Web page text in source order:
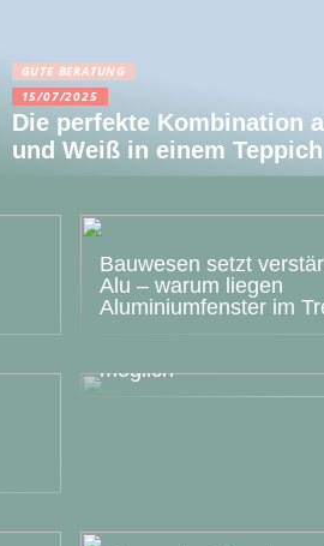
GUTE BERATUNG
15/07/2025
Die perfekte Kombination
und Weiß in einem Teppich
Bauwesen setzt
Alu – warum liegen
Aluminiumfenster im
möglich